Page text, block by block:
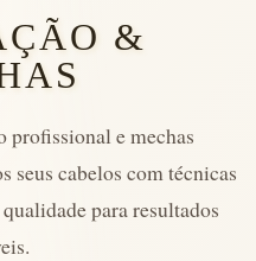
&
profissional e mechas
seus cabelos com técnicas
para resultados